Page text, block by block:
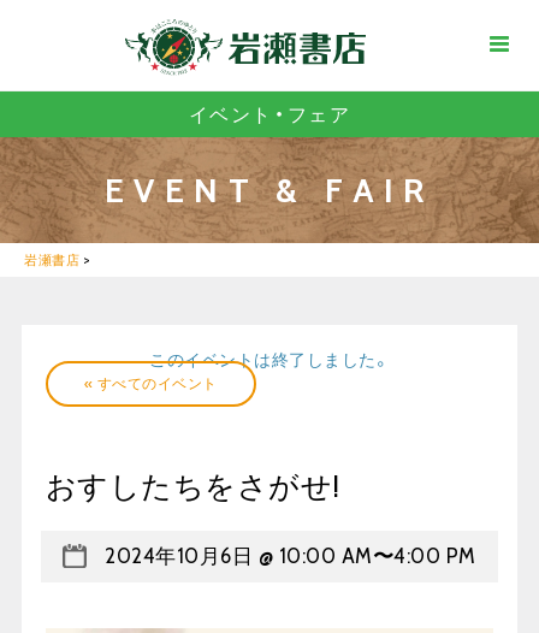
イベント・フェア
EVENT & FAIR
岩瀬書店 >
« すべてのイベント
このイベントは終了しました。
おすしたちをさがせ!
2024年10月6日 @ 10:00 AM〜4:00 PM